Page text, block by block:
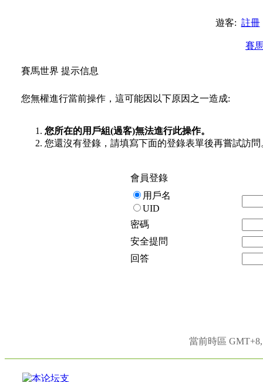
遊客: 註冊
賽
賽馬世界 提示信息
您無權進行當前操作，這可能因以下原因之一造成:
您所在的用戶組(過客)無法進行此操作。
您還沒有登錄，請填寫下面的登錄表單後再嘗試訪問
會員登錄
用戶名
UID
密碼
安全提問
回答
當前時區